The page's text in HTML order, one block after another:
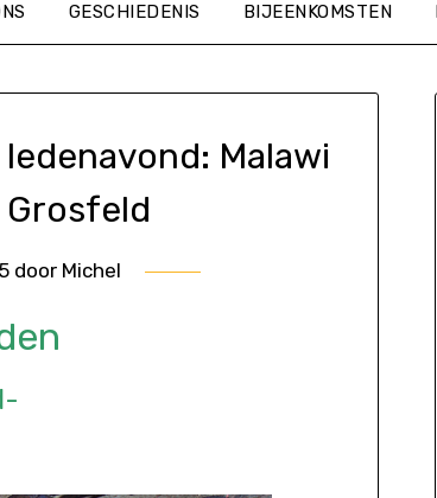
GESCHIEDENIS BIJEENKOMSTEN
Malawi
door Michel